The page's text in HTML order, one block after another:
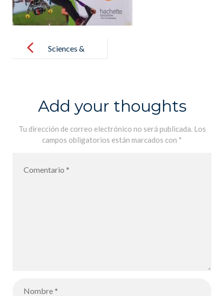
navigation Sciences &
Add your thoughts
Tu dirección de correo electrónico no será publicada. Los
campos obligatorios están marcados con *